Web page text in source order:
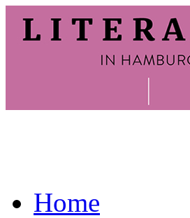
Home